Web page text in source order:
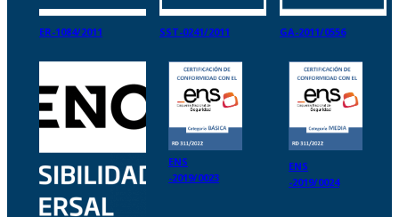
ER-1084/2011 SST-0241/2011 GA-2011/0556
ENS
-2019/0023
ENS
-2019/0024